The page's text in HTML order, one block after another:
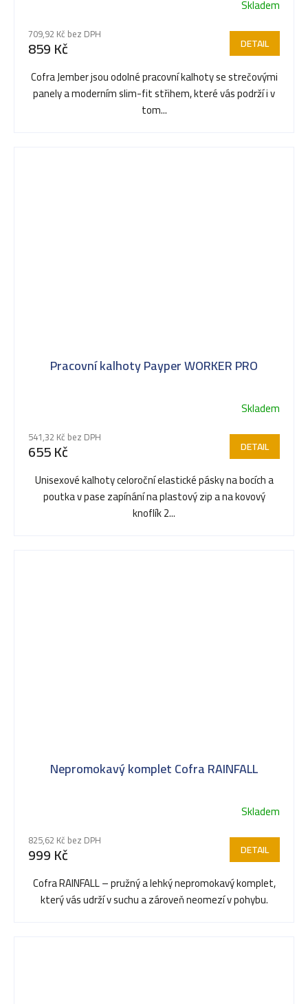
produktu
je
5,0
Skladem
709,92 Kč bez DPH
859 Kč DETAIL
Cofra Jember jsou odolné pracovní kalhoty se strečovými
panely a moderním slim-fit střihem, které vás podrží i v
tom...
Pracovní kalhoty Payper WORKER PRO
Skladem
541,32 Kč bez DPH
655 Kč DETAIL
Unisexové kalhoty celoroční elastické pásky na bocích a
poutka v pase zapínání na plastový zip a na kovový
knoflík 2...
Nepromokavý komplet Cofra RAINFALL
Skladem
825,62 Kč bez DPH
999 Kč DETAIL
Cofra RAINFALL – pružný a lehký nepromokavý komplet,
který vás udrží v suchu a zároveň neomezí v pohybu.